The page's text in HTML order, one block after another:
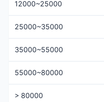
12000~25000
25000~35000
35000~55000
55000~80000
> 80000